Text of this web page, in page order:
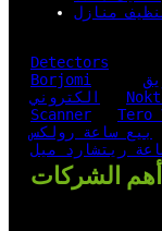
منازل
Detectors
Borjomi
الكتروني
Scanner
Tero
بيع ساعة رولكس
ريتشارد ميل
أهم الشركات